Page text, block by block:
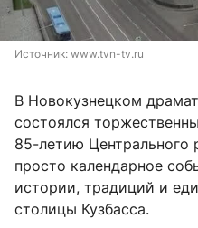
Источник: www.tvn-tv.ru
В Новокузнецком
состоялся
85-летию Центрального
просто календарное
истории, традиций и
столицы Кузбасса.